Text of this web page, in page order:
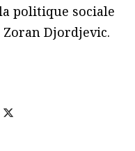
politique sociale
Zoran Djordjevic.